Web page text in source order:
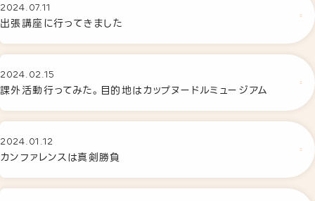
就労移行支援
就労定着支援
若年者就労支援
企業向けサービス
2024.07.11
出張講座に行ってきました
2024.02.15
課外活動行ってみた。目的地はカップヌードルミュージアム
2024.01.12
カンファレンスは真剣勝負